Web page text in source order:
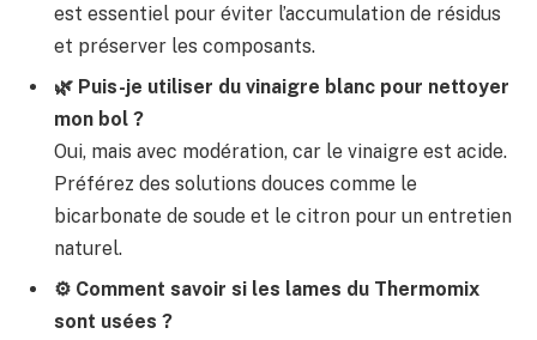
est essentiel pour éviter l’accumulation de résidus
et préserver les composants.
🌿 Puis-je utiliser du vinaigre blanc pour nettoyer
mon bol ?
Oui, mais avec modération, car le vinaigre est acide.
Préférez des solutions douces comme le
bicarbonate de soude et le citron pour un entretien
naturel.
⚙️ Comment savoir si les lames du Thermomix
sont usées ?